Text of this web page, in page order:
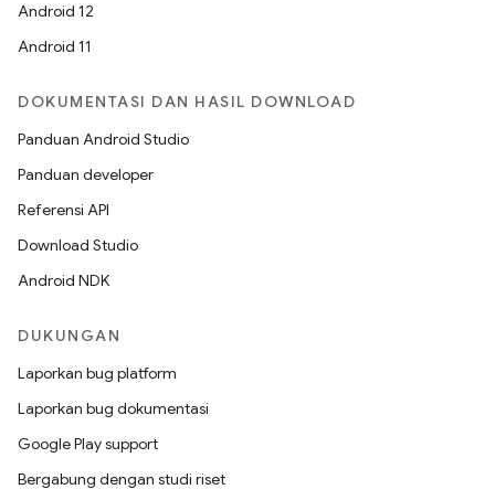
Android 12
Android 11
DOKUMENTASI DAN HASIL DOWNLOAD
Panduan Android Studio
Panduan developer
Referensi API
Download Studio
Android NDK
DUKUNGAN
Laporkan bug platform
Laporkan bug dokumentasi
Google Play support
Bergabung dengan studi riset